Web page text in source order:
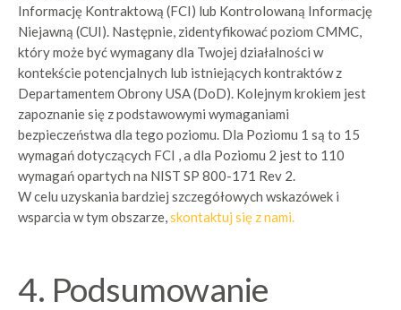
Informację Kontraktową (FCI) lub Kontrolowaną Informację
Niejawną (CUI). Następnie, zidentyfikować poziom CMMC,
który może być wymaganydla Twojej działalności w
kontekście potencjalnych lub istniejących kontraktów z
Departamentem Obrony USA (DoD). Kolejnym krokiem jest
zapoznanie się z podstawowymi wymaganiami
bezpieczeństwa dla tego poziomu. Dla Poziomu 1 są to 15
wymagań dotyczących FCI , a dla Poziomu 2 jest to 110
wymagań opartych na NIST SP 800-171 Rev 2.
W celu uzyskania bardziej szczegółowych wskazówek i
wsparcia w tym obszarze,skontaktuj się z nami.
4. Podsumowanie